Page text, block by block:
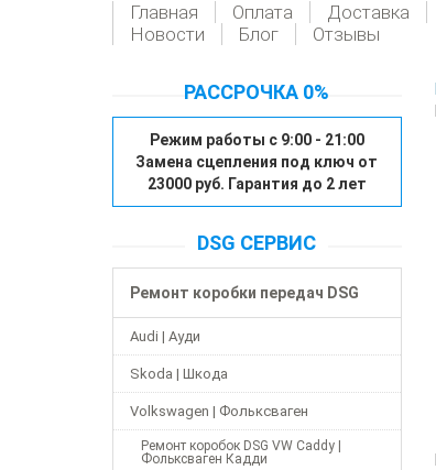
Главная Оплата Доставка
Новости
Блог Отзывы
РАССРОЧКА 0%
Режим работы с 9:00 - 21:00
Замена сцепления под ключ от
23000 руб. Гарантия до 2 лет
DSG СЕРВИС
Ремонт коробки передач DSG
Audi | Ауди
Skoda | Шкода
Volkswagen | Фольксваген
Ремонт коробок DSG VW Caddy |
Фольксваген Кадди